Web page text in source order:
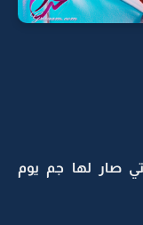
صار لها جم يوم